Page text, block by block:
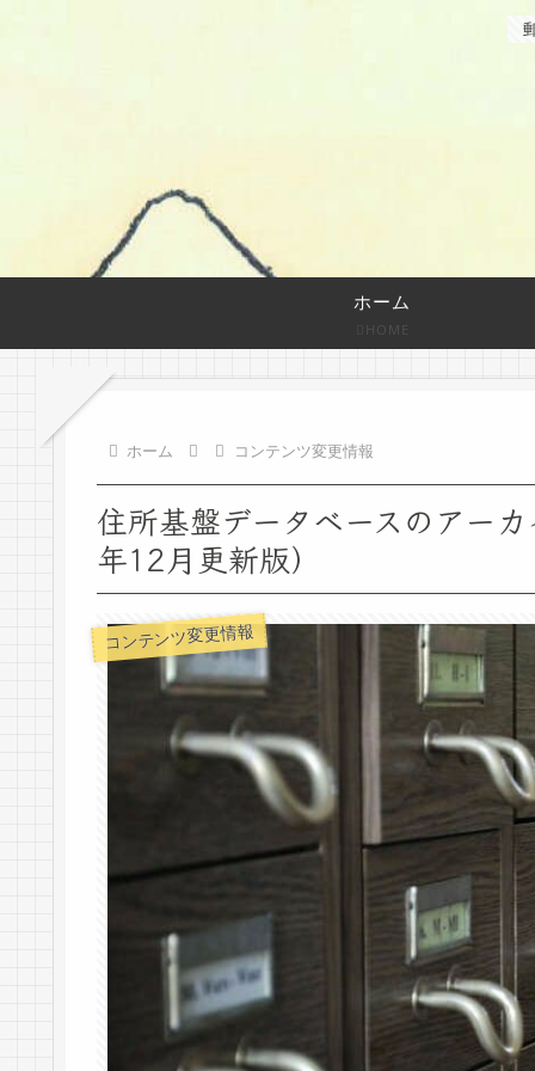
ホーム
HOME
ホーム コンテンツ変更情報
住所基盤データベースのアー
年12月更新版）
コンテンツ変更情報